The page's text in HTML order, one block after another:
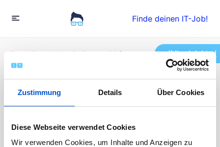
Zustimmung Details Über Cookies
Diese Webseite verwendet Cookies
Wir verwenden Cookies, um Inhalte und Anzeigen zu
Finde deinen IT-Job!
Startseite Jobs
Sr. Remote Maintenance Technician
(NASA)
Sr. Remote Maintenance
Technician (NASA)
Ihr Job hier!